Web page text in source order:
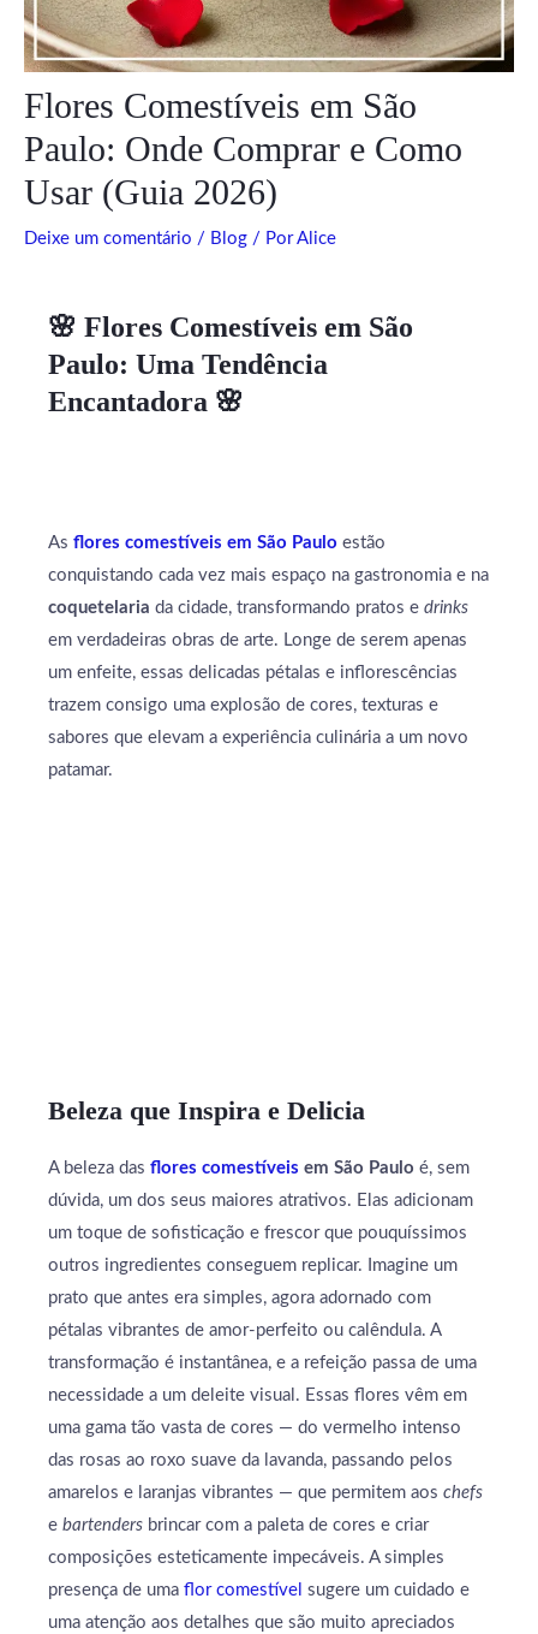
Flores Comestíveis em São
Paulo: Onde Comprar e Como
Usar (Guia 2026)
Deixe um comentário / Blog / PorAlice
🌸 Flores Comestíveis em São
Paulo: Uma Tendência
Encantadora 🌸
As flores comestíveis em São Paulo estão
conquistando cada vez mais espaço na gastronomia e na
coquetelaria da cidade, transformando pratos e drinks
em verdadeiras obras de arte. Longe de serem apenas
um enfeite, essas delicadas pétalas e inflorescências
trazem consigo uma explosão de cores, texturas e
sabores que elevam a experiência culinária a um novo
patamar.
Beleza que Inspira e Delicia
A beleza das flores comestíveis em São Paulo é, sem
dúvida, um dos seus maiores atrativos. Elas adicionam
um toque de sofisticação e frescor que pouquíssimos
outros ingredientes conseguem replicar. Imagine um
prato que antes era simples, agora adornado com
pétalas vibrantes de amor-perfeito ou calêndula. A
transformação é instantânea, e a refeição passa de uma
necessidade a um deleite visual. Essas flores vêm em
uma gama tão vasta de cores — do vermelho intenso
das rosas ao roxo suave da lavanda, passando pelos
amarelos e laranjas vibrantes — que permitem aos chefs
e bartenders brincar com a paleta de cores e criar
composições esteticamente impecáveis. A simples
presença de uma flor comestível sugere um cuidado e
uma atenção aos detalhes que são muito apreciados